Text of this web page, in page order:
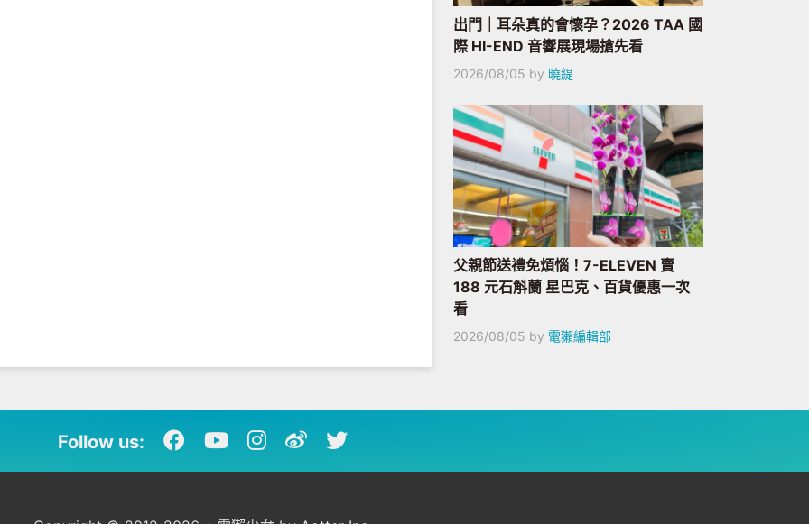
出門｜耳朵真的會懷孕？2026 TAA 國
際 HI-END 音響展現場搶先看
2026/08/05 by 曉緹
父親節送禮免煩惱！7-ELEVEN 賣
188 元石斛蘭 星巴克、百貨優惠一次
看
2026/08/05 by 電獺編輯部
Follow us: